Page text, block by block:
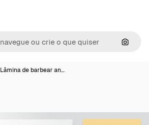
Lâmina de barbear an…